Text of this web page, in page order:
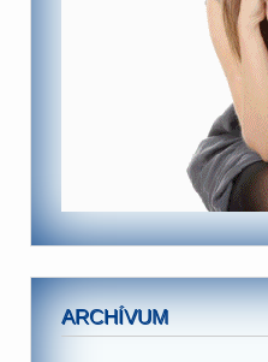
ARCHÍVUM